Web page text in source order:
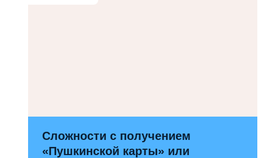
Сложности с получением
«Пушкинской карты» или